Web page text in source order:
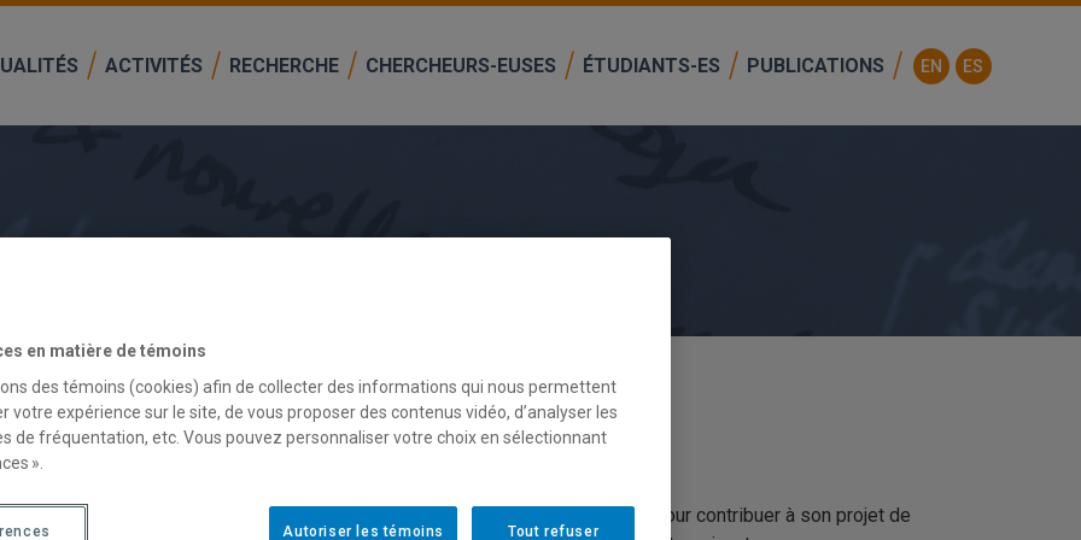
ACTIVITÉS RECHERCHE CHERCHEURS-EUSES ÉTUDIANTS-ES PUBLICATIONS EN ES
Le CRISES lance un appel pour recruter une personne étudiante pour contribuer à son projet de
en matière de témoins
des témoins (cookies) afin de collecter des informations qui nous permettent
votre expérience sur le site, de vous proposer des contenus vidéo, d’analyser les
de fréquentation, etc. Vous pouvez personnaliser votre choix en sélectionnant
».
Tout refuser
Autoriser les témoins